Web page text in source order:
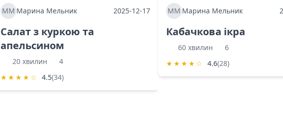
ММ Марина Мельник 2025-12-17
Салат з куркою та
апельсином
20 хвилин
4
★ ★ ★ ★ ☆ 4.5(34)
ММ Марина Мельник
Кабачкова ікра
60 хвилин
6
★ ★ ★ ★ ☆ 4.6(28)